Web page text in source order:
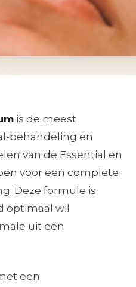
is de meest
behandeling en
van de Essential en
voor een complete
Deze formule is
optimaal wil
uit een
een